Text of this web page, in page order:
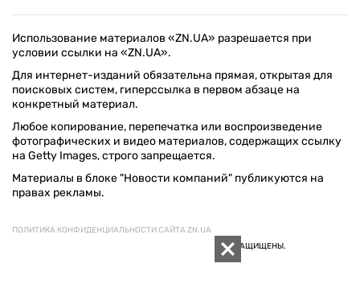
Использование материалов «ZN.UA» разрешается при
условии ссылки на «ZN.UA».
Для интернет-изданий обязательна прямая, открытая для
поисковых систем, гиперссылка в первом абзаце на
конкретный материал.
Любое копирование, перепечатка или воспроизведение
фотографических и видео материалов, содержащих ссылку
на Getty Images, строго запрещается.
Материалы в блоке "Новости компаний" публикуются на
правах рекламы.
ПОЛИТИКА КОНФИДЕНЦИАЛЬНОСТИ САЙТА ZN.UA
© 1994–2026 «ЗЕРКАЛО НЕДЕЛИ. УКРАИНА». ВСЕ ПРАВА ЗАЩИЩЕНЫ.